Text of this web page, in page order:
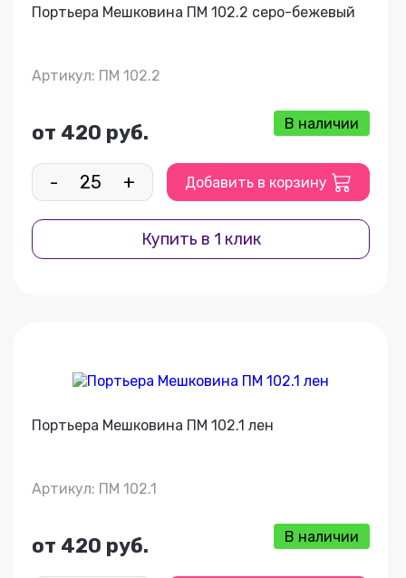
Портьера Мешковина ПМ 102.2 серо-бежевый
Артикул: ПМ 102.2
от 420 руб. В наличии
- + Добавить в корзину
Купить в 1 клик
Портьера Мешковина ПМ 102.1 лен
Артикул: ПМ 102.1
от 420 руб. В наличии